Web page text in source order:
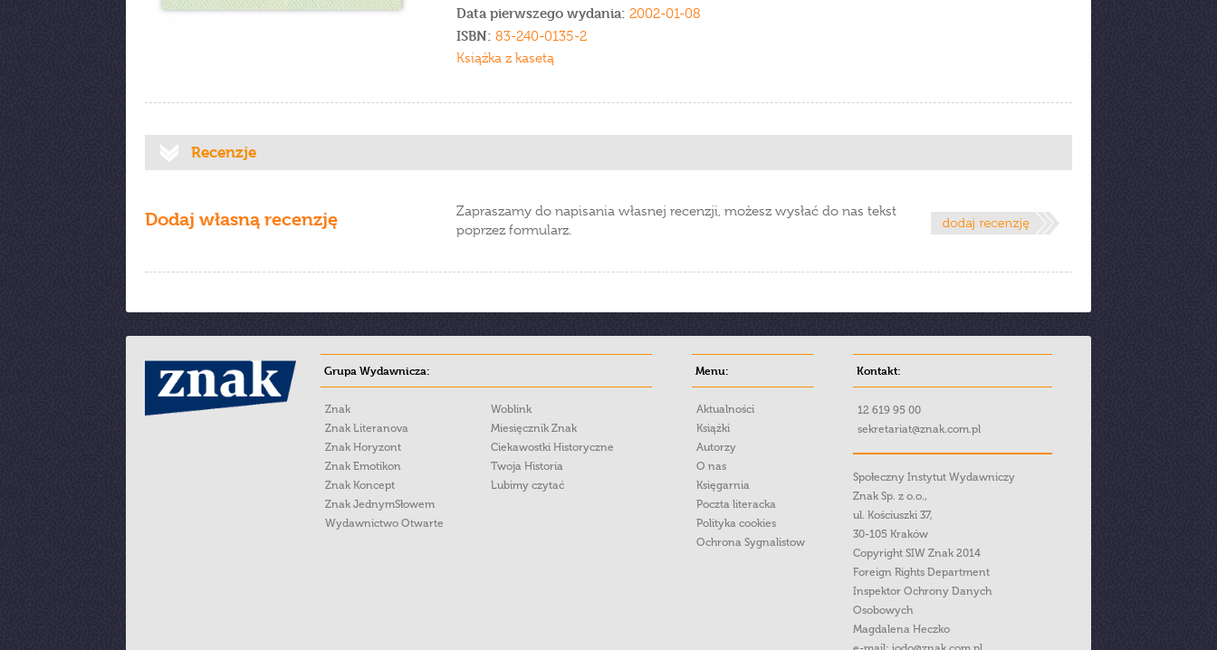
Data pierwszego wydania: 2002-01-08
ISBN: 83-240-0135-2
Książka z kasetą
Recenzje
Dodaj własną recenzję
Zapraszamy do napisania własnej recenzji, możesz wysłać do nas tekst
poprzez formularz.
Grupa Wydawnicza:
Znak
Znak Literanova
Znak Horyzont
Znak Emotikon
Znak Koncept
Znak JednymSłowem
Wydawnictwo Otwarte
Woblink
Miesięcznik Znak
Ciekawostki Historyczne
Twoja Historia
Lubimy czytać
Menu:
Aktualności
Książki
Autorzy
O nas
Księgarnia
Poczta literacka
Polityka cookies
Ochrona Sygnalistow
Kontakt:
12 619 95 00
sekretariat@znak.com.pl
Społeczny Instytut Wydawniczy
Znak Sp. z o.o.,
ul. Kościuszki 37,
30-105 Kraków
Copyright SIW Znak 2014
Foreign Rights Department
Inspektor Ochrony Danych
Osobowych
Magdalena Heczko